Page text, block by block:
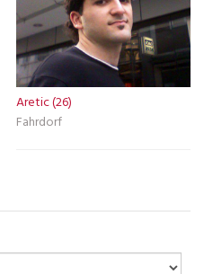
Aretic (26)
Fahrdorf